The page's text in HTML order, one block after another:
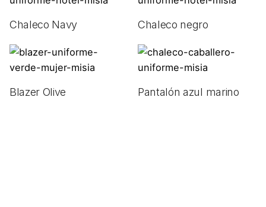
Chaleco Navy Chaleco negro
Blazer Olive Pantalón azul marino